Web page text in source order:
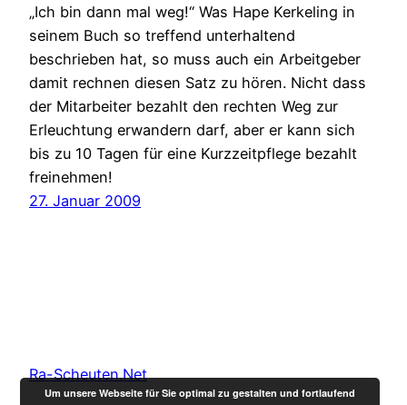
„Ich bin dann mal weg!“ Was Hape Kerkeling in
seinem Buch so treffend unterhaltend
beschrieben hat, so muss auch ein Arbeitgeber
damit rechnen diesen Satz zu hören. Nicht dass
der Mitarbeiter bezahlt den rechten Weg zur
Erleuchtung erwandern darf, aber er kann sich
bis zu 10 Tagen für eine Kurzzeitpflege bezahlt
freinehmen!
27. Januar 2009
Ra-Scheuten.Net
Um unsere Webseite für Sie optimal zu gestalten und fortlaufend